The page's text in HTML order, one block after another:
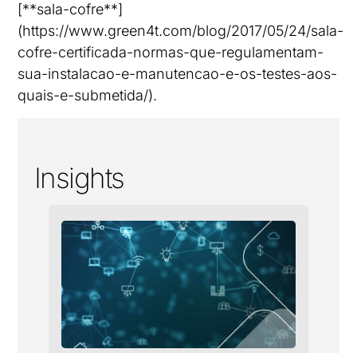
[**sala-cofre**]
(https://www.green4t.com/blog/2017/05/24/sala-
cofre-certificada-normas-que-regulamentam-
sua-instalacao-e-manutencao-e-os-testes-aos-
quais-e-submetida/).
Insights